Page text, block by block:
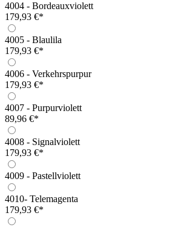
4004 - Bordeauxviolett
179,93 €*
4005 - Blaulila
179,93 €*
4006 - Verkehrspurpur
179,93 €*
4007 - Purpurviolett
89,96 €*
4008 - Signalviolett
179,93 €*
4009 - Pastellviolett
4010- Telemagenta
179,93 €*